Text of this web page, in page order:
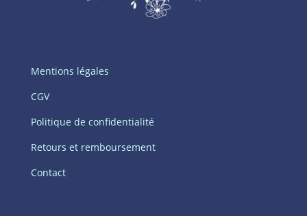
Mentions légales
CGV
Politique de confidentialité
Retours et remboursement
Contact